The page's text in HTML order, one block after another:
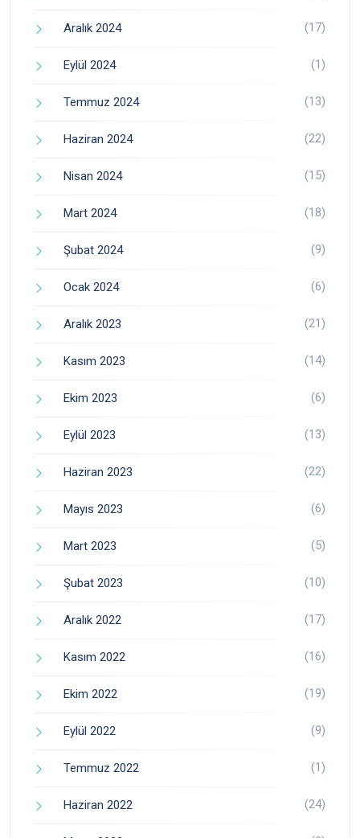
Aralık 2024 (17)
Eylül 2024 (1)
Temmuz 2024 (13)
Haziran 2024 (22)
Nisan 2024 (15)
Mart 2024 (18)
Şubat 2024 (9)
Ocak 2024 (6)
Aralık 2023 (21)
Kasım 2023 (14)
Ekim 2023 (6)
Eylül 2023 (13)
Haziran 2023 (22)
Mayıs 2023 (6)
Mart 2023 (5)
Şubat 2023 (10)
Aralık 2022 (17)
Kasım 2022 (16)
Ekim 2022 (19)
Eylül 2022 (9)
Temmuz 2022 (1)
Haziran 2022 (24)